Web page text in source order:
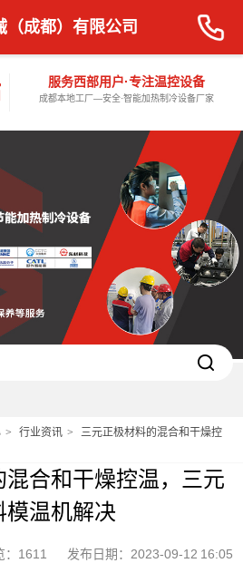
服务西部用户·专注温控设备
成都本地工厂—安全·智能加热制冷设备厂家
（成都）有限公司
行业资讯
三元正极材料的混合和干燥控
混合和干燥控温，三元
模温机解决
：1611 发布日期：2023-09-12 16:05